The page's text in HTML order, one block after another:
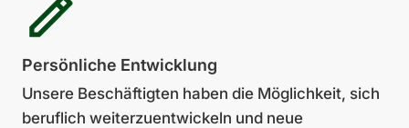
Persönliche Entwick­lung
Unsere Beschäftigten haben die Möglichkeit, sich
beruflich weiterzuentwickeln und neue